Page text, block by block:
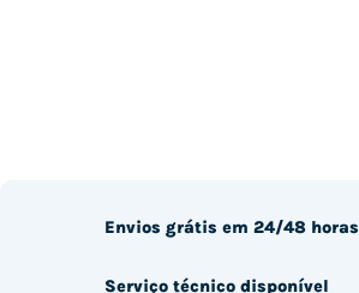
Envios grátis em 24/48 horas
Serviço técnico disponível